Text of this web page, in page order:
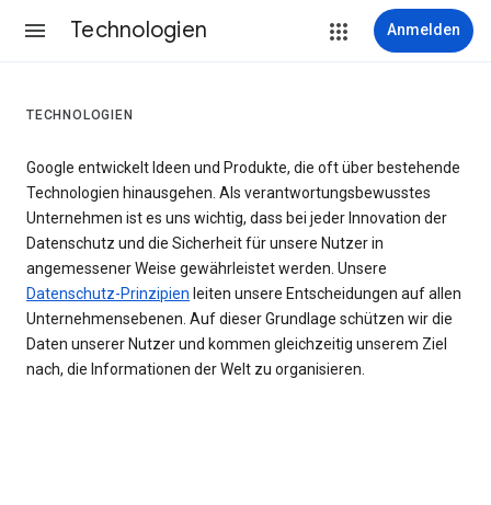
Technologien Anmelden
TECHNOLOGIEN
Google entwickelt Ideen und Produkte, die oft über bestehende
Technologien hinausgehen. Als verantwortungsbewusstes
Unternehmen ist es uns wichtig, dass bei jeder Innovation der
Datenschutz und die Sicherheit für unsere Nutzer in
angemessener Weise gewährleistet werden. Unsere
Datenschutz-Prinzipien leiten unsere Entscheidungen auf allen
Unternehmensebenen. Auf dieser Grundlage schützen wir die
Daten unserer Nutzer und kommen gleichzeitig unserem Ziel
nach, die Informationen der Welt zu organisieren.